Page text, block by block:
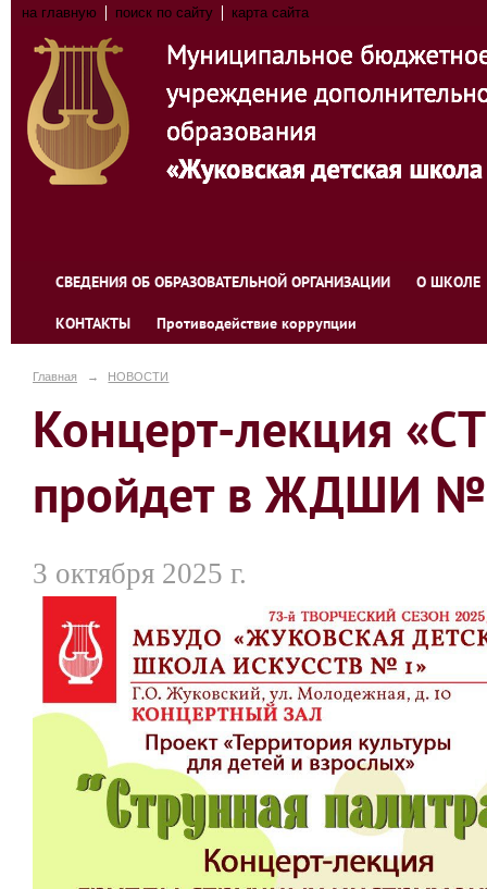
на главную поиск по сайту карта сайта
СВЕДЕНИЯ ОБ ОБРАЗОВАТЕЛЬНОЙ ОРГАНИЗАЦИИ О ШКОЛЕ
КОНТАКТЫ Противодействие коррупции
Главная → НОВОСТИ
Концерт-лекция
пройдет в ЖДШИ
3 октября 2025 г.